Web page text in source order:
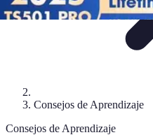
Consejos de Aprendizaje
Consejos de Aprendizaje